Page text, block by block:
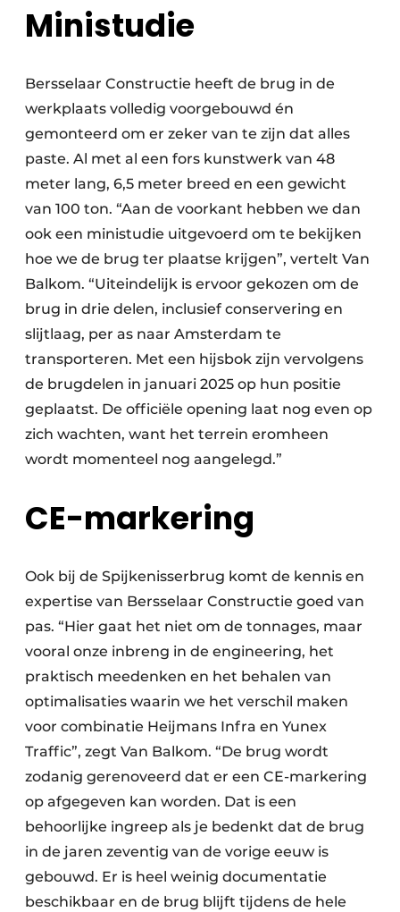
Ministudie
Bersselaar Constructie heeft de brug in de
werkplaats volledig voorgebouwd én
gemonteerd om er zeker van te zijn dat alles
paste. Al met al een fors kunstwerk van 48
meter lang, 6,5 meter breed en een gewicht
van 100 ton. “Aan de voorkant hebben we dan
ook een ministudie uitgevoerd om te bekijken
hoe we de brug ter plaatse krijgen”, vertelt Van
Balkom. “Uiteindelijk is ervoor gekozen om de
brug in drie delen, inclusief conservering en
slijtlaag, per as naar Amsterdam te
transporteren. Met een hijsbok zijn vervolgens
de brugdelen in januari 2025 op hun positie
geplaatst. De officiële opening laat nog even op
zich wachten, want het terrein eromheen
wordt momenteel nog aangelegd.”
CE-markering
Ook bij de Spijkenisserbrug komt de kennis en
expertise van Bersselaar Constructie goed van
pas. “Hier gaat het niet om de tonnages, maar
vooral onze inbreng in de engineering, het
praktisch meedenken en het behalen van
optimalisaties waarin we het verschil maken
voor combinatie Heijmans Infra en Yunex
Traffic”, zegt Van Balkom. “De brug wordt
zodanig gerenoveerd dat er een CE-markering
op afgegeven kan worden. Dat is een
behoorlijke ingreep als je bedenkt dat de brug
in de jaren zeventig van de vorige eeuw is
gebouwd. Er is heel weinig documentatie
beschikbaar en de brug blijft tijdens de hele